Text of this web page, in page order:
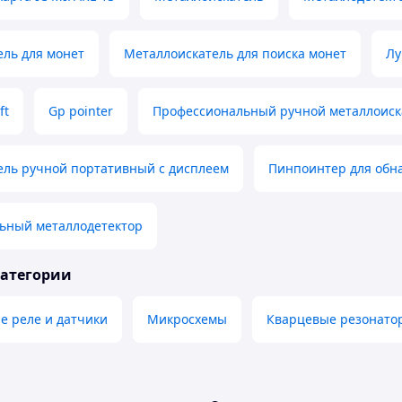
для монет Металлоискатель для поиска монет
Gp pointer Профессиональный ручной
ручной портативный с дисплеем Пинпоинтер для
металлодетектор
реле и датчики Микросхемы Кварцевые